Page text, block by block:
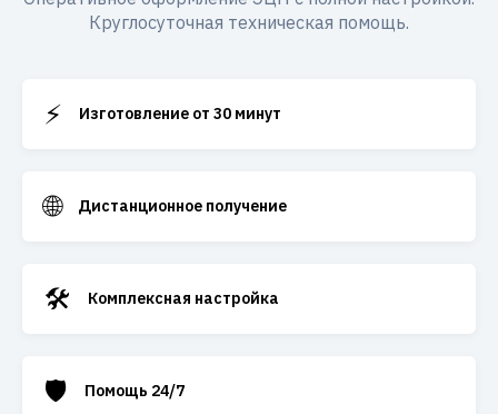
Круглосуточная техническая помощь.
⚡ Изготовление от 30 минут
🌐 Дистанционное получение
🛠️ Комплексная настройка
🛡️ Помощь 24/7